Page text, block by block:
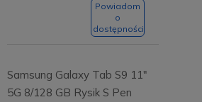
Powiadom
o
dostępności
Samsung Galaxy Tab S9 11"
5G 8/128 GB Rysik S Pen